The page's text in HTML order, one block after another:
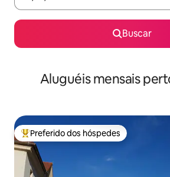
Buscar
Aluguéis mensais
Entre os melhores preferidos dos
Preferido dos hóspedes